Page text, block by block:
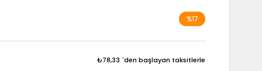
%17
₺78,33 `den başlayan taksitlerle